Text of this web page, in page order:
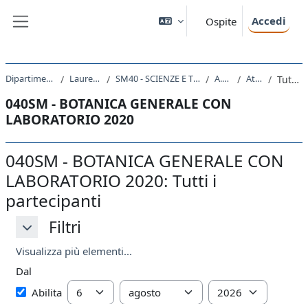
Ospite Accedi
Dipartimento di Scienze della Vita Laurea triennale (DM270) SM40 - SCIENZE E TECNOLOGIE PER L'AMBIENTE E LA NATURA A.A. 2020 - 2021 Attività recente Tutti i partecipanti
040SM - BOTANICA GENERALE CON
LABORATORIO 2020
040SM - BOTANICA GENERALE CON
LABORATORIO 2020: Tutti i
partecipanti
Filtri
Filtri Filtri
Visualizza più elementi...
Dal
DalAbilita Giorno Mese
Anno